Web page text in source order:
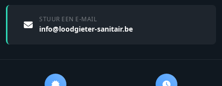
STUUR EEN E-MAIL
info@loodgieter-sanitair.be